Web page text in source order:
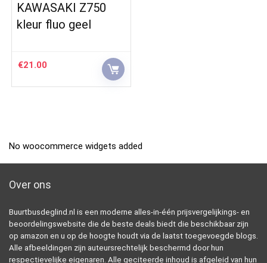
KAWASAKI Z750
kleur fluo geel
€21.00
No woocommerce widgets added
Over ons
Buurtbusdeglind.nl is een moderne alles-in-één prijsvergelijkings- en
beoordelingswebsite die de beste deals biedt die beschikbaar zijn
op amazon en u op de hoogte houdt via de laatst toegevoegde blogs.
Alle afbeeldingen zijn auteursrechtelijk beschermd door hun
respectievelijke eigenaren. Alle geciteerde inhoud is afgeleid van hun